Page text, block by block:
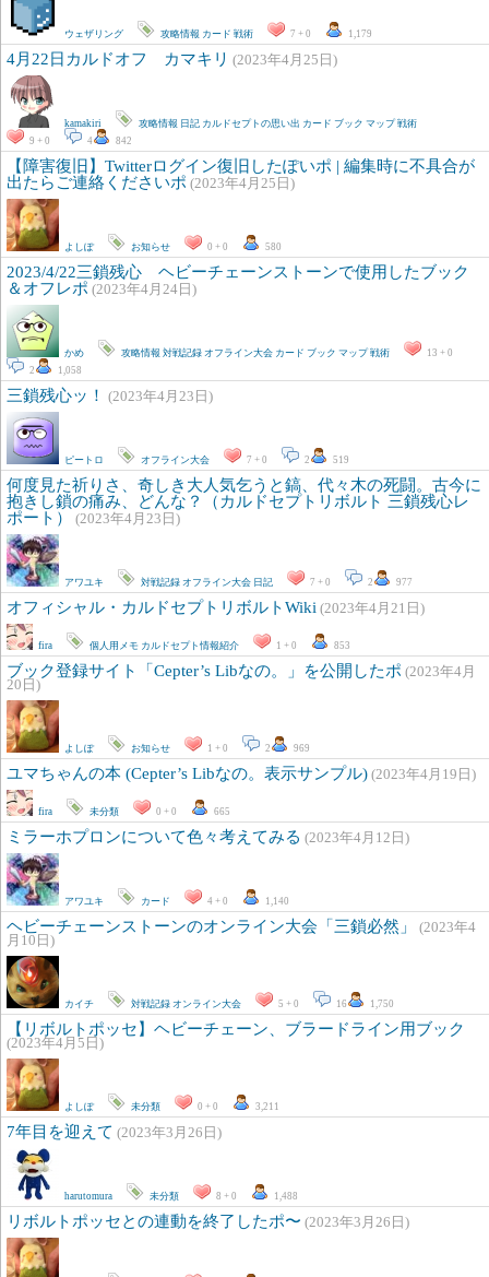
ウェザリング 攻略情報 カード 戦術 7 + 0 1,179
4月22日カルドオフ カマキリ (2023年4月25日)
kamakiri 攻略情報 日記 カルドセプトの思い出 カード ブック マップ 戦術
9 + 0
4 842
【障害復旧】Twitterログイン復旧したぽいポ | 編集時に不具合が
出たらご連絡くださいポ (2023年4月25日)
よしぽ お知らせ 0 + 0 580
2023/4/22三鎖残心 ヘビーチェーンストーンで使用したブック
＆オフレポ (2023年4月24日)
かめ 攻略情報 対戦記録 オフライン大会 カード ブック マップ 戦術
13 + 0
2
1,058
三鎖残心ッ！ (2023年4月23日)
ピートロ オフライン大会 7 + 0 2 519
何度見た祈りさ、奇しき大人気乞うと鎬、代々木の死闘。古今に
抱きし鎖の痛み、どんな？（カルドセプトリボルト 三鎖残心レ
ポート）
(2023年4月23日)
アワユキ 対戦記録 オフライン大会 日記 7 + 0 2 977
オフィシャル・カルドセプトリボルトWiki (2023年4月21日)
fira 個人用メモ カルドセプト情報紹介 1 + 0 853
ブック登録サイト「Cepter’s Libなの。」を公開したポ (2023年4月
20日)
よしぽ お知らせ 1 + 0 2 969
ユマちゃんの本 (Cepter’s Libなの。表示サンプル) (2023年4月19日)
fira 未分類 0 + 0 665
ミラーホプロンについて色々考えてみる (2023年4月12日)
アワユキ カード 4 + 0 1,140
ヘビーチェーンストーンのオンライン大会「三鎖必然」
(2023年4
月10日)
カイチ 対戦記録 オンライン大会 5 + 0 16 1,750
【リボルトポッセ】ヘビーチェーン、ブラードライン用ブック
(2023年4月5日)
よしぽ 未分類 0 + 0 3,211
7年目を迎えて (2023年3月26日)
harutomura 未分類 8 + 0 1,488
リボルトポッセとの連動を終了したポ〜 (2023年3月26日)